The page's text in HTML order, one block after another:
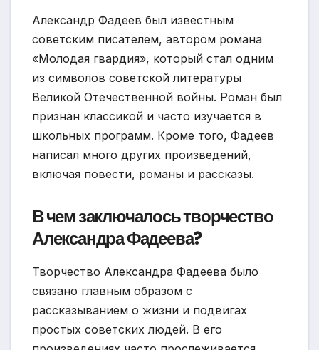
Александр Фадеев был известным
советским писателем, автором романа
«Молодая гвардия», который стал одним
из символов советской литературы
Великой Отечественной войны. Роман был
признан классикой и часто изучается в
школьных программ. Кроме того, Фадеев
написал много других произведений,
включая повести, романы и рассказы.
В чем заключалось творчество
Александра Фадеева?
Творчество Александра Фадеева было
связано главным образом с
рассказыванием о жизни и подвигах
простых советских людей. В его